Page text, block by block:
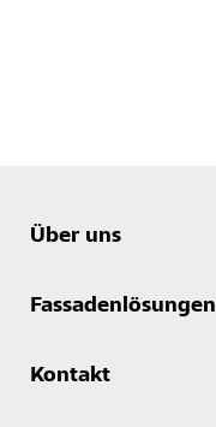
Über uns
Fassadenlösungen
Kontakt